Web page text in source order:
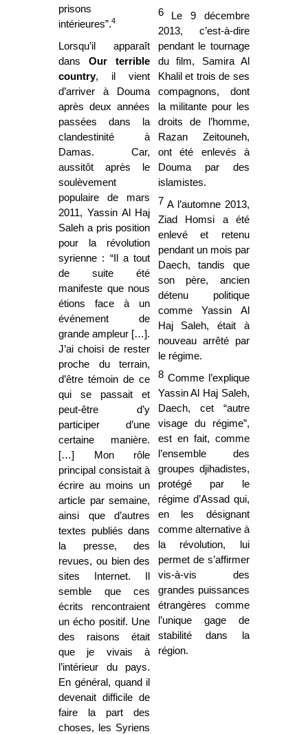
prisons
intérieures”.4
Lorsqu’il apparaît
dansOur terrible
country, il vient
d’arriver à Douma
après deux années
passées dans la
clandestinité à
Damas. Car,
aussitôt après le
soulèvement
populaire de mars
2011, Yassin Al Haj
Saleh a pris position
pour la révolution
syrienne : “Il a tout
de suite été
manifeste que nous
étions face à un
événement de
grande ampleur […].
J’ai choisi de rester
proche du terrain,
d’être témoin de ce
qui se passait et
peut-être d’y
participer d’une
certaine manière.
[…] Mon rôle
principal consistait à
écrire au moins un
article par semaine,
ainsi que d’autres
textes publiés dans
la presse, des
revues, ou bien des
sites Internet. Il
semble que ces
écrits rencontraient
un écho positif. Une
des raisons était
que je vivais à
l’intérieur du pays.
En général, quand il
devenait difficile de
faire la part des
choses, les Syriens
6
Le 9 décembre
2013, c’est-à-dire
pendant le tournage
du film, Samira Al
Khalil et trois de ses
compagnons, dont
la militante pour les
droits de l’homme,
Razan Zeitouneh,
ont été enlevés à
Douma par des
islamistes.
7 A l’automne 2013,
Ziad Homsi a été
enlevé et retenu
pendant un mois par
Daech, tandis que
son père, ancien
détenu politique
comme Yassin Al
Haj Saleh, était à
nouveau arrêté par
le régime.
8 Comme l’explique
Yassin Al Haj Saleh,
Daech, cet “autre
visage du régime”,
est en fait, comme
l’ensemble des
groupes djihadistes,
protégé par le
régime d’Assad qui,
en les désignant
comme alternative à
la révolution, lui
permet de s’affirmer
vis-à-vis des
grandes puissances
étrangères comme
l’unique gage de
stabilité dans la
région.